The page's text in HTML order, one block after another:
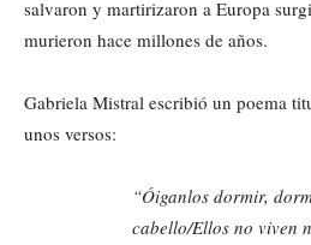
salvaron y martirizaron a Europa
murieron hace millones de años.
Gabriela Mistral escribió un poema
unos versos:
“Óiganlos dormir,
cabello/Ellos no viven